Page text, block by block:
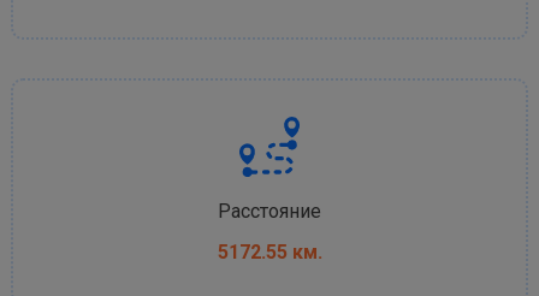
Расстояние
5172.55 км.